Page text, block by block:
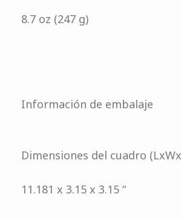
8.7 oz (247 g)
Información de embalaje
Dimensiones del cuadro
11.181 x 3.15 x 3.15 “